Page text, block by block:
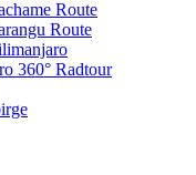
Route
Route
360° Radtour